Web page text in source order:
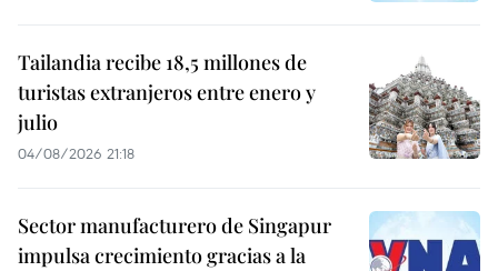
Tailandia recibe 18,5 millones de
turistas extranjeros entre enero y
julio
04/08/2026 21:18
Sector manufacturero de Singapur
impulsa crecimiento gracias a la